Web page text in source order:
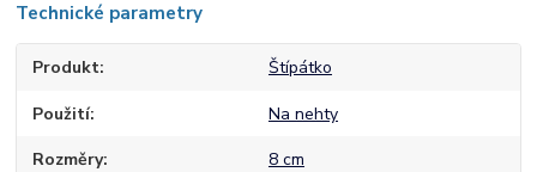
Technické parametry
Produkt Štípátko
Použití Na nehty
Rozměry 8 cm